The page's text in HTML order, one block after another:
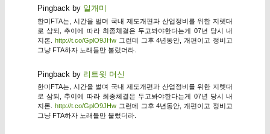
Pingback by 일개미
한미FTA는, 시간을 벌며 국내 제도개편과 산업정비를 위한 지렛대
로 삼되, 추이에 따라 최종체결은 두고봐야한다는게 07년 당시 내
지론. http://t.co/GplO9JHw그런데 그후 4년동안, 개편이고 정비고
그냥 FTA하자 노래들만 불렀더라.
Pingback by 리트윗 머신
한미FTA는, 시간을 벌며 국내 제도개편과 산업정비를 위한 지렛대
로 삼되, 추이에 따라 최종체결은 두고봐야한다는게 07년 당시 내
지론. http://t.co/GplO9JHw그런데 그후 4년동안, 개편이고 정비고
그냥 FTA하자 노래들만 불렀더라.